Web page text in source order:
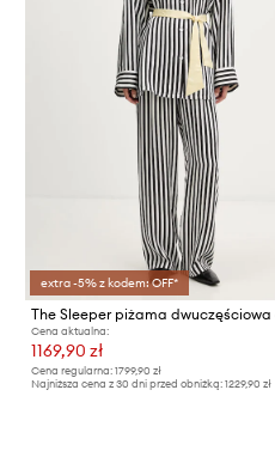
extra -5% z kodem: OFF*
Cena aktualna:
1169,90 zł
Cena regularna: 1799,90 zł
Najniższa cena z 30 dni przed obniżką: 1229,90 zł